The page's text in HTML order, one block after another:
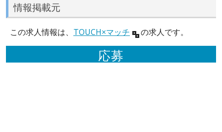
情報掲載元
この求人情報は、 TOUCH×マッチ の求人です。
応募